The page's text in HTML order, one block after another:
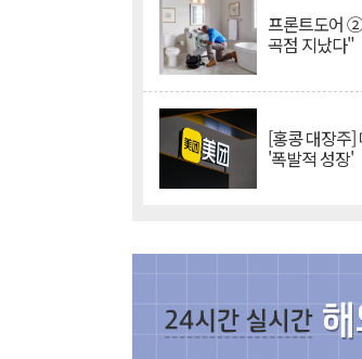
프론트도어
곡점 지났다"
[홍콩 대장주
'폭발적 성장'